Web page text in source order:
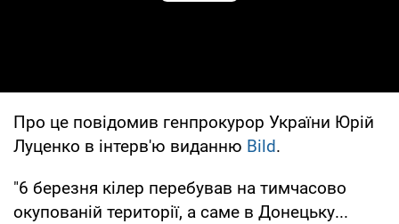
Про це повідомив генпрокурор України Юрій
Луценко в інтерв'ю виданню Bild.
"6 березня кілер перебував на тимчасово
окупованій території, а саме в Донецьку...